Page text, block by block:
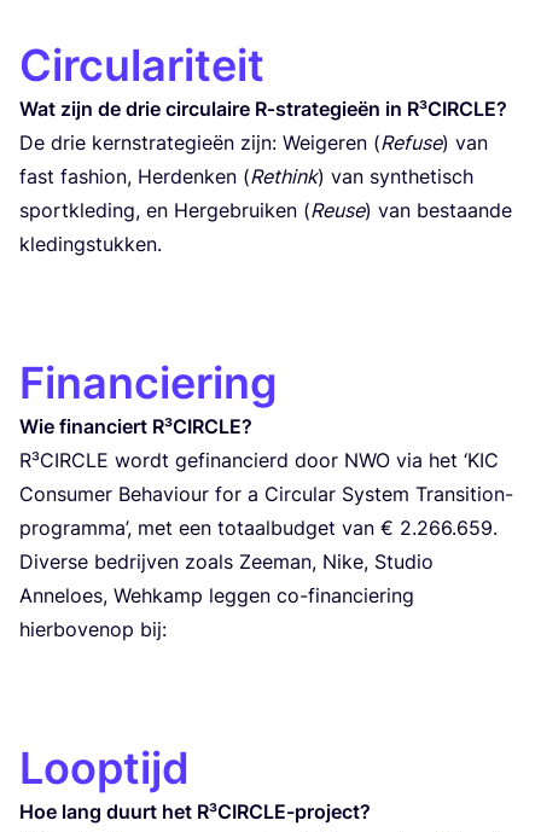
Circulariteit
Wat zijn de drie cir­cu­lai­re R‑strategieën in R³CIRCLE?
De drie kerns­tra­te­gieën zijn: Wei­ge­ren (Refu­se) van
fast fashion, Her­den­ken (Rethink) van synthe­tisch
sport­kle­ding, en Her­ge­brui­ken (Reuse) van bes­taan­de
kledingstukken.
Financiering
Wie finan­ciert R³CIR­CLE?
R³CIR­CLE wordt gefi­nan­cierd door NWO via het ‘KIC
Con­su­mer Beha­viour for a Cir­cu­lar Sys­tem Transition-
pro­gram­ma’, met een totaal­bud­get van € 2.266.659.
Diver­se bedrij­ven zoals Zee­man, Nike, Stu­dio
Anne­loes, Weh­kamp leg­gen co-finan­cie­ring
hier­bo­ve­nop bij:
Looptijd
Hoe lang duurt het R³CIR­CLE-pro­ject?